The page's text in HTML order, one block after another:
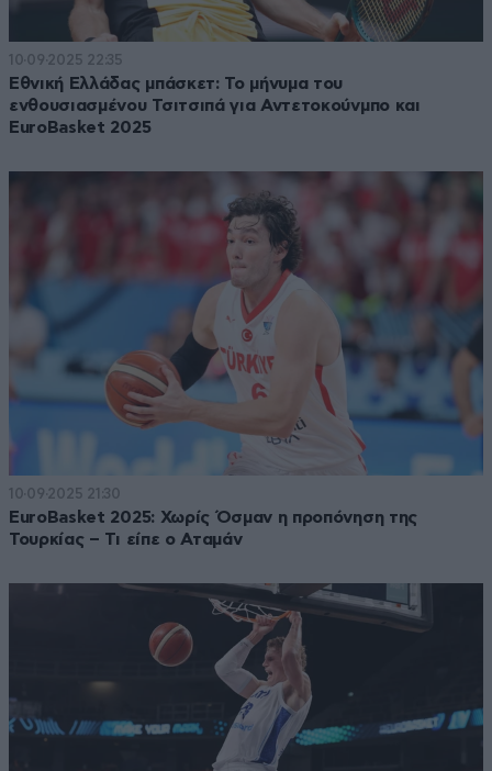
10·09·2025 22:35
Εθνική Ελλάδας μπάσκετ: Το μήνυμα του
ενθουσιασμένου Τσιτσιπά για Αντετοκούνμπο και
EuroBasket 2025
10·09·2025 21:30
EuroBasket 2025: Χωρίς Όσμαν η προπόνηση της
Τουρκίας – Τι είπε ο Αταμάν